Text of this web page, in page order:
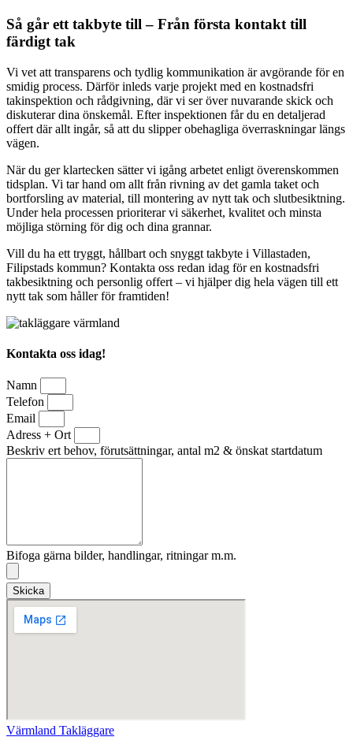
Så går ett takbyte till – Från första kontakt till
färdigt tak
Vi vet att transparens och tydlig kommunikation är avgörande för en
smidig process. Därför inleds varje projekt med en kostnadsfri
takinspektion och rådgivning, där vi ser över nuvarande skick och
diskuterar dina önskemål. Efter inspektionen får du en detaljerad
offert där allt ingår, så att du slipper obehagliga överraskningar längs
vägen.
När du ger klartecken sätter vi igång arbetet enligt överenskommen
tidsplan. Vi tar hand om allt från rivning av det gamla taket och
bortforsling av material, till montering av nytt tak och slutbesiktning.
Under hela processen prioriterar vi säkerhet, kvalitet och minsta
möjliga störning för dig och dina grannar.
Vill du ha ett tryggt, hållbart och snyggt takbyte i Villastaden,
Filipstads kommun? Kontakta oss redan idag för en kostnadsfri
takbesiktning och personlig offert – vi hjälper dig hela vägen till ett
nytt tak som håller för framtiden!
Kontakta oss idag!
Namn
Telefon
Email
Adress + Ort
Beskriv ert behov, förutsättningar, antal m2 & önskat startdatum
Bifoga gärna bilder, handlingar, ritningar m.m.
Skicka
Värmland Takläggare